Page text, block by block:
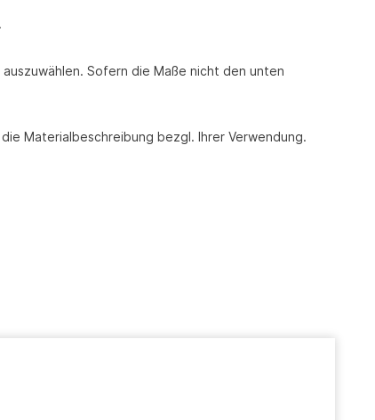
Sofern die Maße nicht den unten
Materialbeschreibung bezgl. Ihrer Verwendung.